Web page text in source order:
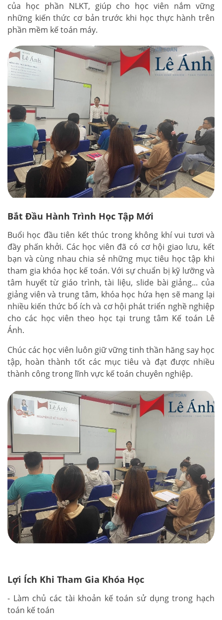
của học phần NLKT, giúp cho học viên nắm vững
những kiến thức cơ bản trước khi học thực hành trên
phần mềm kế toán máy.
Bắt Đầu Hành Trình Học Tập Mới
Buổi học đầu tiên kết thúc trong không khí vui tươi và
đầy phấn khởi. Các học viên đã có cơ hội giao lưu, kết
bạn và cùng nhau chia sẻ những mục tiêu học tập khi
tham gia khóa học kế toán. Với sự chuẩn bị kỹ lưỡng và
tâm huyết từ giáo trình, tài liệu, slide bài giảng... của
giảng viên và trung tâm, khóa học hứa hẹn sẽ mang lại
nhiều kiến thức bổ ích và cơ hội phát triển nghề nghiệp
cho các học viên theo học tại trung tâm Kế toán Lê
Ánh.
Chúc các học viên luôn giữ vững tinh thần hăng say học
tập, hoàn thành tốt các mục tiêu và đạt được nhiều
thành công trong lĩnh vực kế toán chuyên nghiệp.
Lợi Ích Khi Tham Gia Khóa Học
- Làm chủ các tài khoản kế toán sử dụng trong hạch
toán kế toán